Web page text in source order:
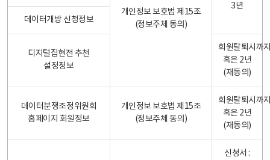
개인정보 보호법 제15조
(정보주체 동의)
3년
데이터개방 신청정보
디지털집현전 추천
설정정보
회원탈퇴시까
혹은 2년
(재동의)
데이터분쟁조정위원회
홈페이지 회원정보
개인정보 보호법 제15조
(정보주체 동의)
회원탈퇴시까
혹은 2년
(재동의)
신청서 :